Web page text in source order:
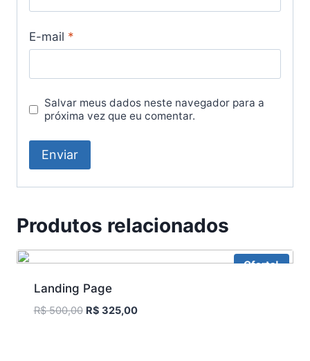
E-mail *
Salvar meus dados neste navegador para a
próxima vez que eu comentar.
Produtos relacionados
Oferta!
Landing Page
R$500,00 R$ 325,00